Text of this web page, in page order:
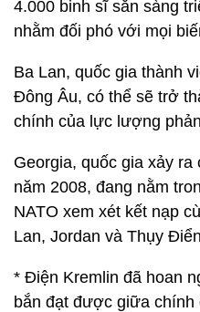
4.000 binh sĩ sẵn sàng
nhằm đối phó với mọi
Ba Lan, quốc gia thành
Đông Âu, có thể sẽ trở
chính của lực lượng
Georgia, quốc gia xảy
năm 2008, đang nằm
NATO xem xét kết nạp
Lan, Jordan và Thụy
* Điện Kremlin đã hoan
bắn đạt được giữa